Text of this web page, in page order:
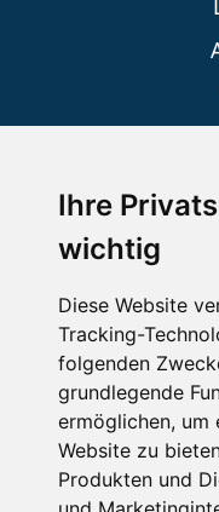
Ihre
wichtig
Diese Website
Tracking-
folgenden
grundlegende
ermöglichen, um
Website zu
Produkten und
Die Schneehoehen
Muss für alle